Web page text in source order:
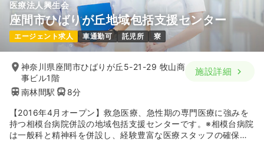
医療法人興生会
座間市ひばりが丘地域包括支援センター
エージェント求人 車通勤可 託児所 寮
神奈川県座間市ひばりが丘5-21-29 牧山商
事ビル1階
南林間駅
8分
施設詳細
【2016年4月オープン】救急医療、急性期の専門医療に強みを
持つ相模台病院併設の地域包括支援センターです。※相模台病院
は一般科と精神科を併設し、経験豊富な医療スタッフの確保